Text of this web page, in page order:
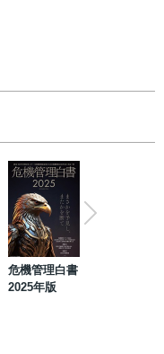
危機管理白書
2025年版